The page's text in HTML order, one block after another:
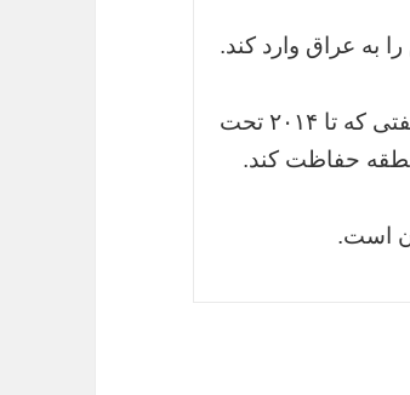
به عراق وارد کند.
بنا به این گزارش ها،حماس در بازپس گیری کرکوک، شهر نفتی که تا ۲۰۱۴ تحت
حفاظت کند.
است.